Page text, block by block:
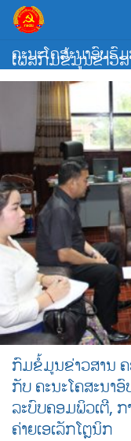
Skip
content
ຄະນະໂຄສະນາອົບຮົ
ເພສກົມຂໍ້ມູນຂ່າວ
ກົມຂໍ້ມູນຂ່າວສານ ຄ
ກັບ ຄະນະໂຄສະນາ
ລະບົບຄອມພິວເຕີ, ກ
ຄ່າຍເອເລັກໂຕຼນິກ